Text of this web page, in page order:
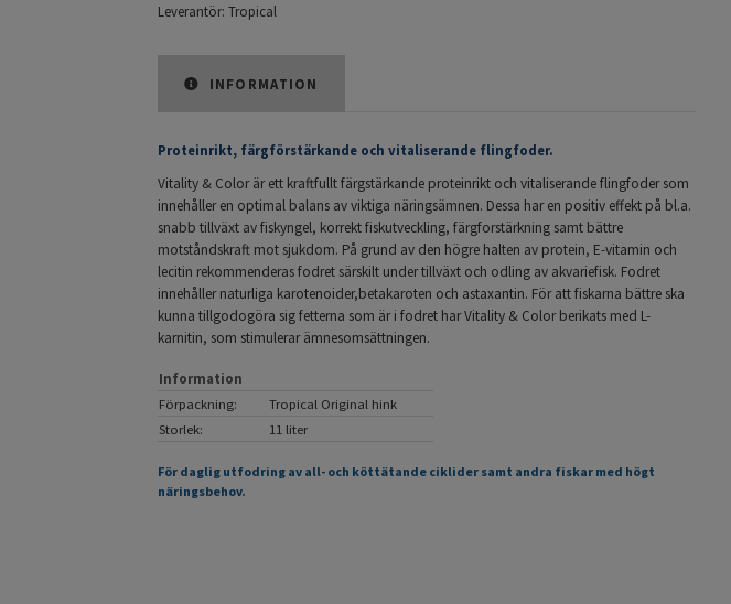
Leverantör: Tropical
INFORMATION
Proteinrikt, färgförstärkande och vitaliserande flingfoder.
Vitality & Color är ett kraftfullt färgstärkande proteinrikt och vitaliserande flingfoder som
innehåller en optimal balans av viktiga näringsämnen. Dessa har en positiv effekt på bl.a.
snabb tillväxt av fiskyngel, korrekt fiskutveckling, färgforstärkning samt bättre
motståndskraft mot sjukdom. På grund av den högre halten av protein, E-vitamin och
lecitin rekommenderas fodret särskilt under tillväxt och odling av akvariefisk. Fodret
innehåller naturliga karotenoider,betakaroten och astaxantin. För att fiskarna bättre ska
kunna tillgodogöra sig fetterna som är i fodret har Vitality & Color berikats med L-
karnitin, som stimulerar ämnesomsättningen.
Information
Förpackning:
Tropical Original hink
Storlek:
11 liter
För daglig utfodring av all- och köttätande ciklider samt andra fiskar med högt
näringsbehov.